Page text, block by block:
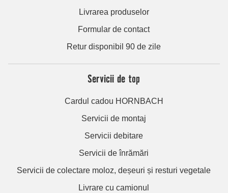
Livrarea produselor
Formular de contact
Retur disponibil 90 de zile
Servicii de top
Cardul cadou HORNBACH
Servicii de montaj
Servicii debitare
Servicii de înrămări
Servicii de colectare moloz, deșeuri și resturi vegetale
Livrare cu camionul